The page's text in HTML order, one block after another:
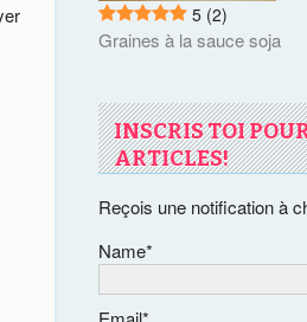
5 (2)
Graines à la sauce soja
INSCRIS TOI
ARTICLES!
Reçois une notification à
Name*